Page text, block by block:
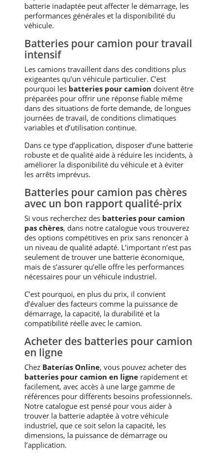
batterie inadaptée peut affecter le démarrage, les
performances générales et la disponibilité du
véhicule.
Batteries pour camion pour travail
intensif
Les camions travaillent dans des conditions plus
exigeantes qu’un véhicule particulier. C’est
pourquoi les batteries pour camion doivent être
préparées pour offrir une réponse fiable même
dans des situations de forte demande, de longues
journées de travail, de conditions climatiques
variables et d’utilisation continue.
Dans ce type d’application, disposer d’une batterie
robuste et de qualité aide à réduire les incidents, à
améliorer la disponibilité du véhicule et à éviter
les arrêts imprévus.
Batteries pour camion pas chères
avec un bon rapport qualité-prix
Si vous recherchez des batteries pour camion
pas chères, dans notre catalogue vous trouverez
des options compétitives en prix sans renoncer à
un niveau de qualité adapté. L’important n’est pas
seulement de trouver une batterie économique,
mais de s’assurer qu’elle offre les performances
nécessaires pour un véhicule industriel.
C’est pourquoi, en plus du prix, il convient
d’évaluer des facteurs comme la puissance de
démarrage, la capacité, la durabilité et la
compatibilité réelle avec le camion.
Acheter des batteries pour camion
en ligne
Chez Baterías Online, vous pouvez acheter des
batteries pour camion en ligne rapidement et
facilement, avec accès à une large gamme de
références pour différents besoins professionnels.
Notre catalogue est pensé pour vous aider à
trouver la batterie adaptée à votre véhicule
industriel, que ce soit selon la capacité, les
dimensions, la puissance de démarrage ou
l’application.